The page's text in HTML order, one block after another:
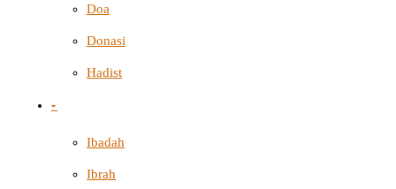
Doa
Donasi
Hadist
-
Ibadah
Ibrah